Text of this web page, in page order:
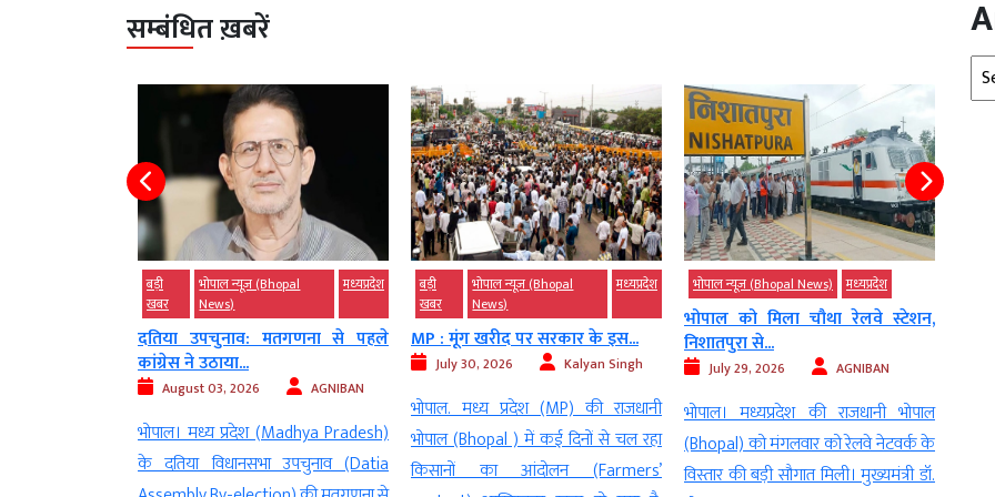
सम्बंधित ख़बरें
बड़ी
खबर
भोपाल न्यूज़ (Bhopal
News)
मध्‍यप्रदेश
दतिया उपचुनाव: मतगणना से पहले
कांग्रेस ने उठाया...
August 03, 2026 AGNIBAN
भोपाल। मध्य प्रदेश (Madhya Pradesh)
के दतिया विधानसभा उपचुनाव (Datia
बड़ी
खबर
भोपाल न्यूज़ (Bhopal
News)
मध्‍यप्रदेश
MP : मूंग खरीद पर सरकार के इस...
July 30, 2026 Kalyan Singh
भोपाल. मध्य प्रदेश (MP) की राजधानी
भोपाल (Bhopal ) में कई दिनों से चल रहा
किसानों का आंदोलन (Farmers’
भोपाल न्यूज़ (Bhopal News) मध्‍यप्रदेश
भोपाल को मिला चौथा रेलवे स्टेशन,
निशातपुरा से...
July 29, 2026 AGNIBAN
भोपाल। मध्यप्रदेश की राजधानी भोपाल
(Bhopal) को मंगलवार को रेलवे नेटवर्क के
विस्तार की बड़ी सौगात मिली। मुख्यमंत्री डॉ.